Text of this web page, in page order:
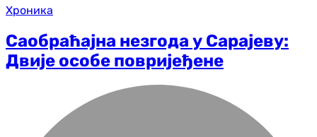
Хроника
Саобраћајна незгода у Сарајеву:
Двије особе повријеђене